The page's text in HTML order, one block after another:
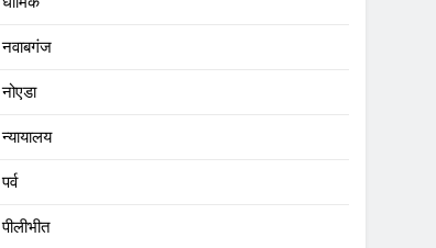
नवाबगंज
नोएडा
न्यायालय
पर्व
पीलीभीत